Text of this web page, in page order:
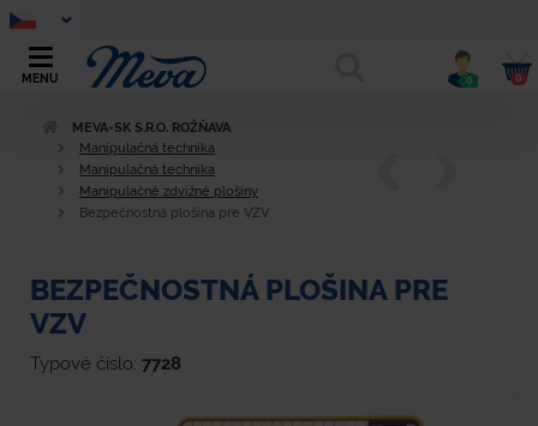
MENU 0 0
MEVA-SK S.R.O. ROŽŇAVA
Manipulačná technika
Manipulačná technika
Manipulačné zdvižné plošiny
Bezpečnostná plošina pre VZV
BEZPEČNOSTNÁ PLOŠINA PRE
VZV
Typové číslo: 7728